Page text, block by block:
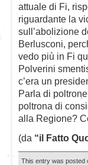
attuale di Fi,
riguardante la
sull’abolizione
Berlusconi,
vedo più in Fi
Polverini
c’era un
Parla di
poltrona di
alla Regione?
(da “il Fatto
This entry was posted